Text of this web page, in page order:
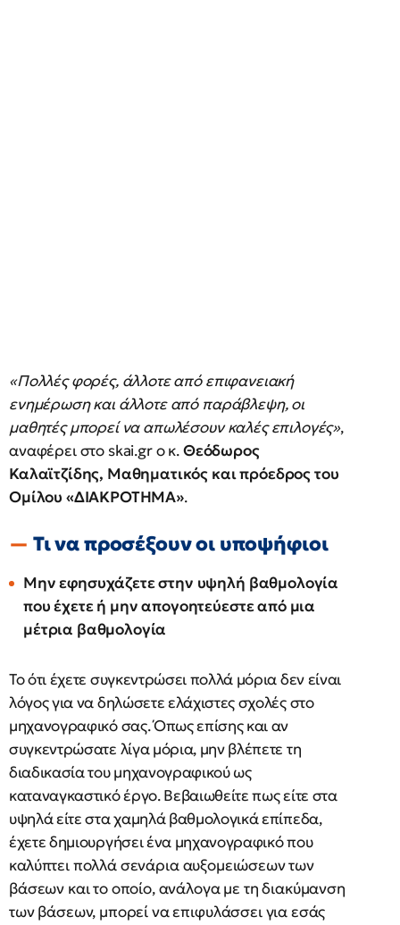
«Πολλές φορές, άλλοτε από επιφανειακή
ενημέρωση και άλλοτε από παράβλεψη, οι
μαθητές μπορεί να απωλέσουν καλές επιλογές»,
αναφέρει στο skai.gr ο κ.Θεόδωρος
Καλαϊτζίδης, Μαθηματικός και πρόεδρος του
Ομίλου «ΔΙΑΚΡΟΤΗΜΑ».
Τι να προσέξουν οι υποψήφιοι
Μην εφησυχάζετε στην υψηλή βαθμολογία
που έχετε ή μην απογοητεύεστε από μια
μέτρια βαθμολογία
Το ότι έχετε συγκεντρώσει πολλά μόρια δεν είναι
λόγος για να δηλώσετε ελάχιστες σχολές στο
μηχανογραφικό σας. Όπως επίσης και αν
συγκεντρώσατε λίγα μόρια, μην βλέπετε τη
διαδικασία του μηχανογραφικού ως
καταναγκαστικό έργο. Βεβαιωθείτε πως είτε στα
υψηλά είτε στα χαμηλά βαθμολογικά επίπεδα,
έχετε δημιουργήσει ένα μηχανογραφικό που
καλύπτει πολλά σενάρια αυξομειώσεων των
βάσεων και το οποίο, ανάλογα με τη διακύμανση
των βάσεων, μπορεί να επιφυλάσσει για εσάς